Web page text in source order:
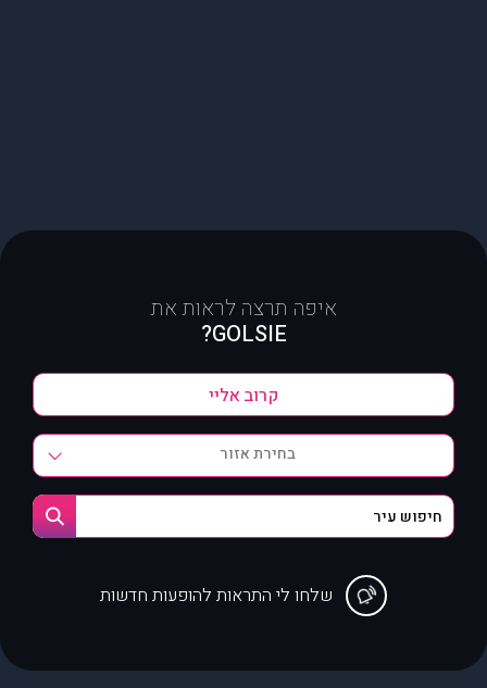
איפה תרצה לראות את
GOLSIE?
בחירת אזור
שלחו לי התראות להופעות חדשות